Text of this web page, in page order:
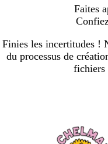
Faites
Finies les incertitudes !
du processus de
fichiers